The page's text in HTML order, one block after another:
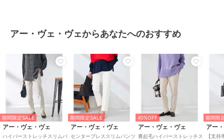
春：◎ 夏：○ 秋：◎ 冬：△
--------------------
透け感：なし
裏地：なし
伸縮性：あり
光沢感：なし
生地の厚さ：ふつう
--------------------
アー・ヴェ・ヴェからあなたへのおすすめ
期間限定SALE
アー・ヴェ・ヴェ
ハイパーストレッチスリムパ
期間限定SALE
アー・ヴェ・ヴェ
センタープレススリムパンツ
40%OFF
アー・ヴェ・ヴェ
裏起毛ハイパーストレッチス
期間限
アー
【支